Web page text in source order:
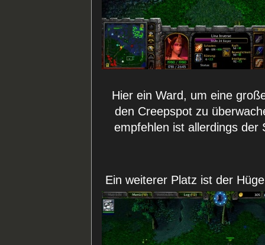
Hier ein Ward, um eine
den Creepspot zu
empfehlen ist allerdings der
Ein weiterer Platz ist der